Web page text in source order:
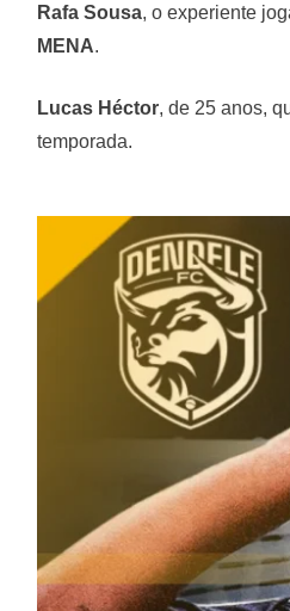
Rafa Sousa, o experiente
MENA.
Lucas Héctor, de 25 anos,
temporada.